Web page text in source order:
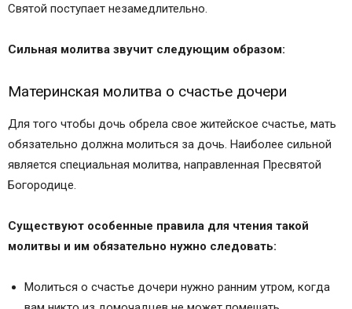
Святой поступает незамедлительно.
Сильная молитва звучит следующим образом:
Материнская молитва о счастье дочери
Для того чтобы дочь обрела свое житейское счастье, мать
обязательно должна молиться за дочь. Наиболее сильной
является специальная молитва, направленная Пресвятой
Богородице.
Существуют особенные правила для чтения такой
молитвы и им обязательно нужно следовать:
Молиться о счастье дочери нужно ранним утром, когда